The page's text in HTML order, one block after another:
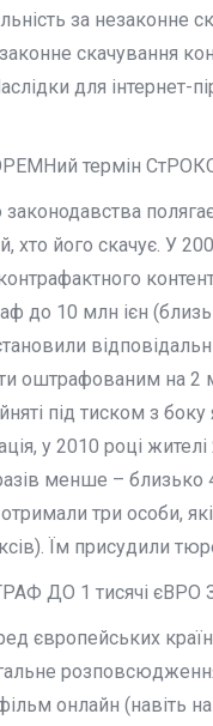
за незаконне
скачування
для
термін
хто його скачує. У
до 10 млн ієн
оштрафованим на 2
під тиском з
у 2010 році
менше – близько
три особи,
Їм присудили
ДО 1 тисячі
європейських
онлайн (навіть